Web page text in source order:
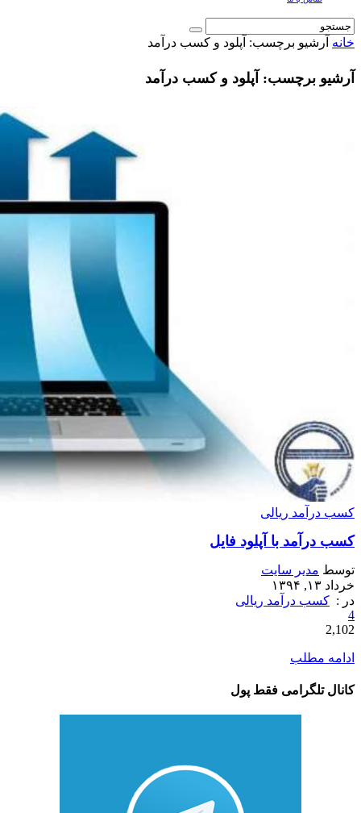
خانه آرشیو برچسب: آپلود و کسب درآمد
آرشیو برچسب: آپلود و کسب درآمد
کسب درآمد ریالی
کسب درآمد با آپلود فایل
توسط مدیر سایت
خرداد ۱۳, ۱۳۹۴
در : کسب درآمد ریالی
4
2,102
ادامه مطلب
کانال تلگرامی فقط پول